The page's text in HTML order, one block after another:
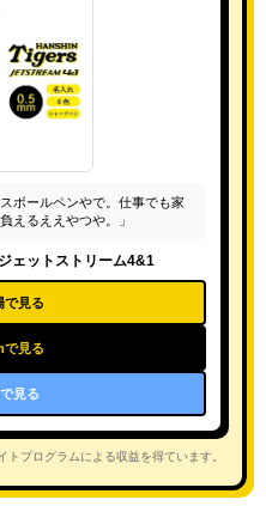
ボールペンやで。仕事でも家
えるええやつや。」
ェットストリーム4&1
で見る
見る
見る
プログラムによる収益を得ています。